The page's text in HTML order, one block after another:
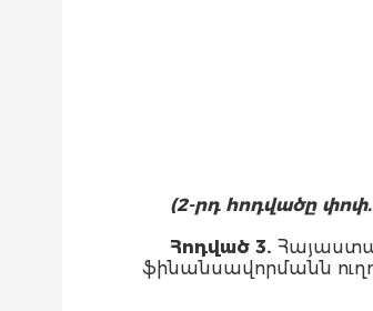
(2-րդ հոդվածը փոփ.
Հոդված 3.
ֆինանսավորմանն